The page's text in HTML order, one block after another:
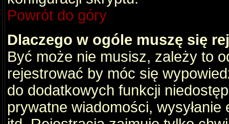
Powrót do góry
Dlaczego w ogóle muszę się
Być może nie musisz, zależy to
rejestrować by móc się
do dodatkowych funkcji
prywatne wiadomości,